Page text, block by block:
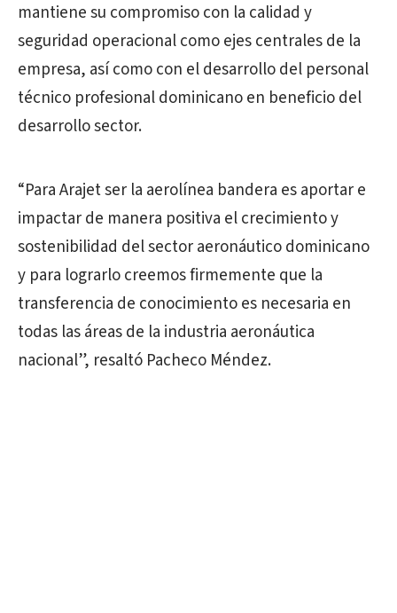
mantiene su compromiso con la calidad y
seguridad operacional como ejes centrales de la
empresa, así como con el desarrollo del personal
técnico profesional dominicano en beneficio del
desarrollo sector.
“Para Arajet ser la aerolínea bandera es aportar e
impactar de manera positiva el crecimiento y
sostenibilidad del sector aeronáutico dominicano
y para lograrlo creemos firmemente que la
transferencia de conocimiento es necesaria en
todas las áreas de la industria aeronáutica
nacional”, resaltó Pacheco Méndez.